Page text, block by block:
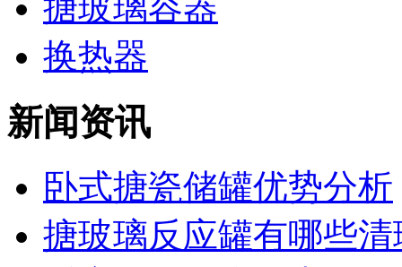
换热器
新闻资讯
卧式搪瓷储罐优势分析
搪玻璃反应罐有哪些清